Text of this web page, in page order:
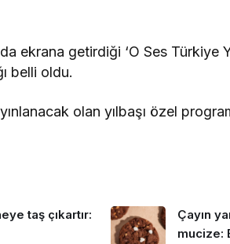
ekrana getirdiği ‘O Ses Türkiye
belli oldu.
olan yılbaşı özel
taş çıkartır:
Çayın
mucize: